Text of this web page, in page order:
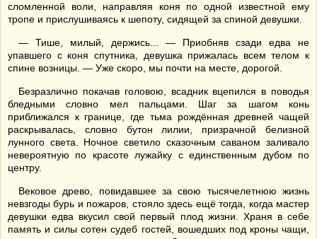
сломленной воли, направляя коня по одной известной ему
тропе и прислушиваясь к шепоту, сидящей за спиной девушки.
— Тише, милый, держись... — Приобняв сзади едва не
упавшего с коня спутника, девушка прижалась всем телом к
спине возницы. — Уже скоро, мы почти на месте, дорогой.
Безразлично покачав головою, всадник вцепился в поводья
бледными словно мел пальцами. Шаг за шагом конь
приближался к границе, где тьма рождённая древней чащей
раскрывалась, словно бутон лилии, призрачной белизной
лунного света. Ночное светило сказочным саваном заливало
невероятную по красоте лужайку с единственным дубом по
центру.
Вековое древо, повидавшее за свою тысячелетнюю жизнь
невзгоды бурь и пожаров, стояло здесь ещё тогда, когда мастер
девушки едва вкусил свой первый плод жизни. Храня в себе
память и силы сотен судеб гостей, вошедших под кроны чащи,